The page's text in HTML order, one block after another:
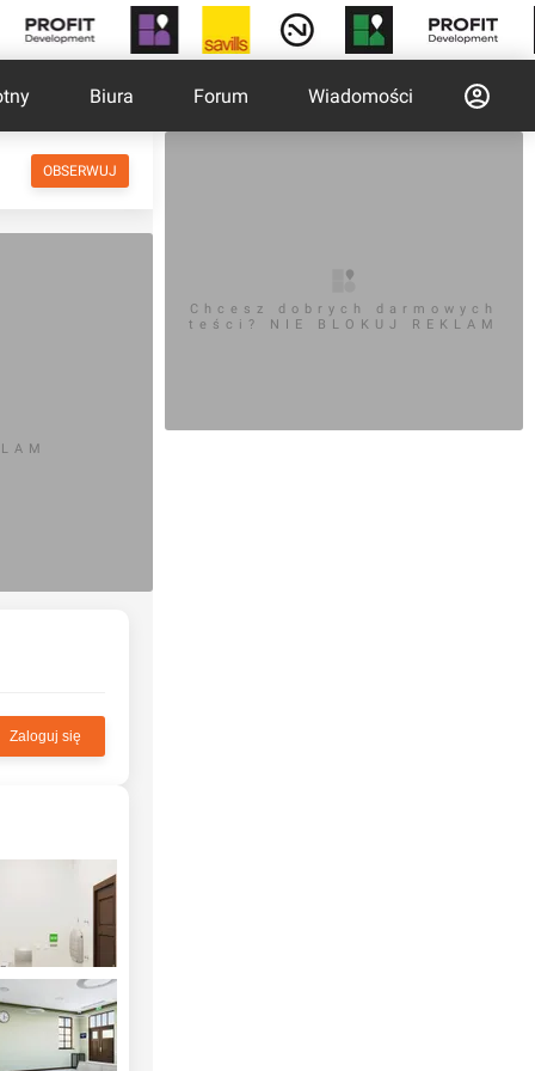
Biura Forum Wiadomości
OBSERWUJ
Zaloguj się
Chcesz dobrych darmowych
teści? NIE BLOKUJ REKLAM